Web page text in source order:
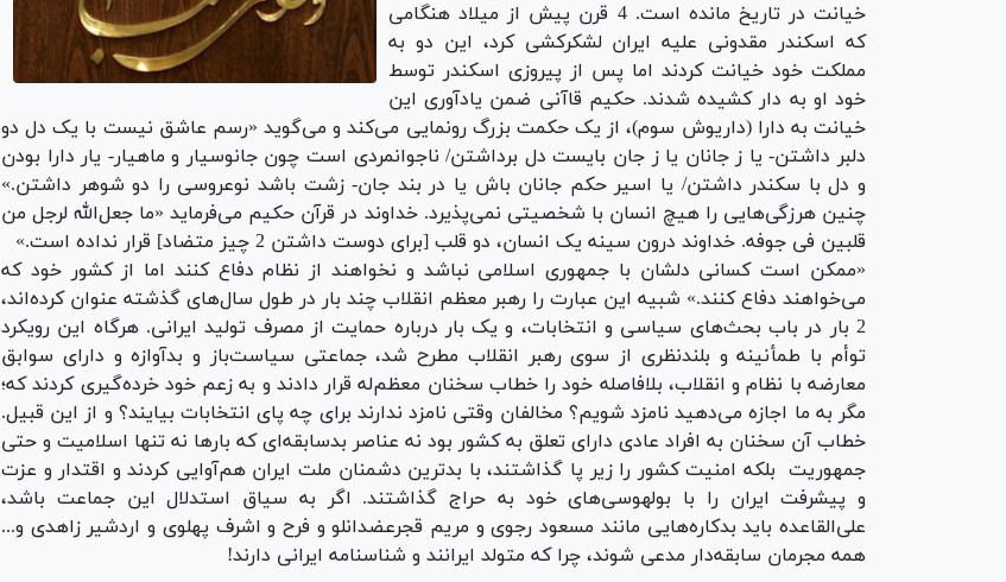
خیانت در تاریخ مانده است. 4 قرن پیش از میلاد هنگامی
که اسکندر مقدونی علیه ایران لشکرکشی کرد، این دو به
مملکت خود خیانت کردند اما پس از پیروزی اسکندر توسط
خود او به دار کشیده شدند. حکیم قاآنی ضمن یادآوری این
خیانت به دارا (داریوش سوم)، از یک حکمت بزرگ رونمایی می‌کند و می‌گوید «رسم عاشق نیست با یک دل دو
دلبر داشتن- یا ز جانان یا ز جان بایست دل برداشتن/ ناجوانمردی است چون جانوسیار و ماهیار- یار دارا بودن
و دل با سکندر داشتن/ یا اسیر حکم جانان باش یا در بند جان- زشت باشد نوعروسی را دو شوهر داشتن.»
چنین هرزگی‌هایی را هیچ انسان با شخصیتی نمی‌پذیرد. خداوند در قرآن حکیم می‌فرماید «ما جعل‌الله لرجل من
قلبین فی جوفه. خداوند درون سینه یک انسان، دو قلب [برای دوست داشتن 2 چیز متضاد] قرار نداده است.»
«ممکن است کسانی دلشان با جمهوری اسلامی نباشد و نخواهند از نظام دفاع کنند اما از کشور خود که
می‌خواهند دفاع کنند.» شبیه این عبارت را رهبر معظم انقلاب چند بار در طول سال‌های گذشته عنوان کرده‌اند،
2 بار در باب بحث‌های سیاسی و انتخابات، و یک بار درباره حمایت از مصرف تولید ایرانی. هرگاه این رویکرد
توأم با طمأنینه و بلندنظری از سوی رهبر انقلاب مطرح شد، جماعتی سیاست‌باز و بدآوازه و دارای سوابق
معارضه با نظام و انقلاب، بلافاصله خود را خطاب سخنان معظم‌له قرار دادند و به زعم خود خرده‌گیری کردند که؛
مگر به ما اجازه می‌دهید نامزد شویم؟ مخالفان وقتی نامزد ندارند برای چه پای انتخابات بیایند؟ و از این قبیل.
خطاب آن سخنان به افراد عادی دارای تعلق به کشور بود نه عناصر بدسابقه‌ای که بارها نه تنها اسلامیت و حتی
جمهوریت بلکه امنیت کشور را زیر پا گذاشتند، با بدترین دشمنان ملت ایران هم‌آوایی کردند و اقتدار و عزت
و پیشرفت ایران را با بولهوسی‌های خود به حراج گذاشتند. اگر به سیاق استدلال این جماعت باشد،
علی‌القاعده باید بدکاره‌هایی مانند مسعود رجوی و مریم قجرعضدانلو و فرح و اشرف پهلوی و اردشیر زاهدی و...
همه مجرمان سابقه‌د‌ار مدعی شوند، چرا که متولد ایرانند و شناسنامه ایرانی دارند!